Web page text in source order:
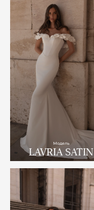
Модель
LAVRIA SATIN